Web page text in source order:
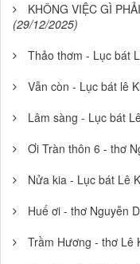
KHÔNG VIỆC GÌ
(29/12/2025)
Thảo thơm - Lục bát
Vẫn còn - Lục bát lê
Lâm sàng - Lục bát
Ơi Tràn thôn 6 - thơ
Nửa kia - Lục bát Lê
Huế ơi - thơ Nguyễn
Trầm Hương - thơ Lê